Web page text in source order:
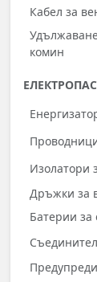
Кабел за
комин
Изолатори
Дръжки за
Батерии за